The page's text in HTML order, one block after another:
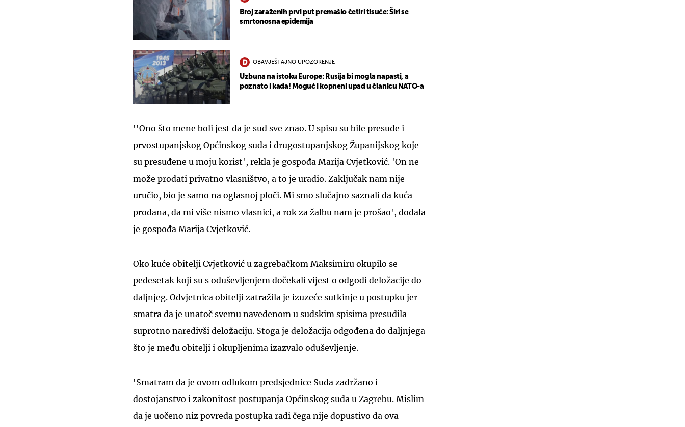
Broj zaraženih prvi put premašio četiri tisuće: Širi se
smrtonosna epidemija
OBAVJEŠTAJNO UPOZORENJE
Uzbuna na istoku Europe: Rusija bi mogla napasti, a
poznato i kada! Moguć i kopneni upad u članicu NATO-a
''Ono što mene boli jest da je sud sve znao. U spisu su bile presude i
prvostupanjskog Općinskog suda i drugostupanjskog Županijskog koje
su presuđene u moju korist', rekla je gospođa Marija Cvjetković. 'On ne
može prodati privatno vlasništvo, a to je uradio. Zaključak nam nije
uručio, bio je samo na oglasnoj ploči. Mi smo slučajno saznali da kuća
prodana, da mi više nismo vlasnici, a rok za žalbu nam je prošao', dodala
je gospođa Marija Cvjetković.
Oko kuće obitelji Cvjetković u zagrebačkom Maksimiru okupilo se
pedesetak koji su s oduševljenjem dočekali vijest o odgodi deložacije do
daljnjeg. Odvjetnica obitelji zatražila je izuzeće sutkinje u postupku jer
smatra da je unatoč svemu navedenom u sudskim spisima presudila
suprotno naredivši deložaciju. Stoga je deložacija odgođena do daljnjega
što je među obitelji i okupljenima izazvalo oduševljenje.
'Smatram da je ovom odlukom predsjednice Suda zadržano i
dostojanstvo i zakonitost postupanja Općinskog suda u Zagrebu. Mislim
da je uočeno niz povreda postupka radi čega nije dopustivo da ova
UKLJUČITE NOTIFIKACIJE